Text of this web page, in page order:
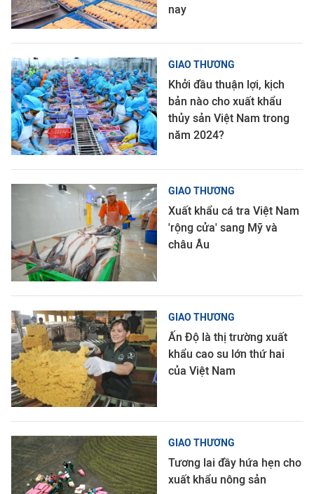
nay
GIAO THƯƠNG
Khởi đầu thuận lợi, kịch
bản nào cho xuất khẩu
thủy sản Việt Nam trong
năm 2024?
GIAO THƯƠNG
Xuất khẩu cá tra Việt Nam
'rộng cửa' sang Mỹ và
châu Âu
GIAO THƯƠNG
Ấn Độ là thị trường xuất
khẩu cao su lớn thứ hai
của Việt Nam
GIAO THƯƠNG
Tương lai đầy hứa hẹn cho
xuất khẩu nông sản